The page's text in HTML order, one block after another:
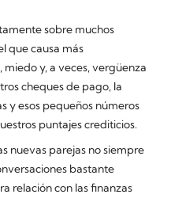
sobre muchos
que causa más
y, a veces, vergüenza
cheques de pago, la
y esos pequeños números
puntajes crediticios.
nuevas parejas no siempre
bastante
relación con las finanzas